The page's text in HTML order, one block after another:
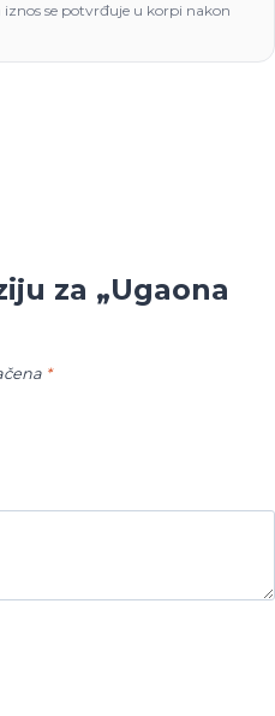
se potvrđuje u korpi nakon
za „Ugaona
*